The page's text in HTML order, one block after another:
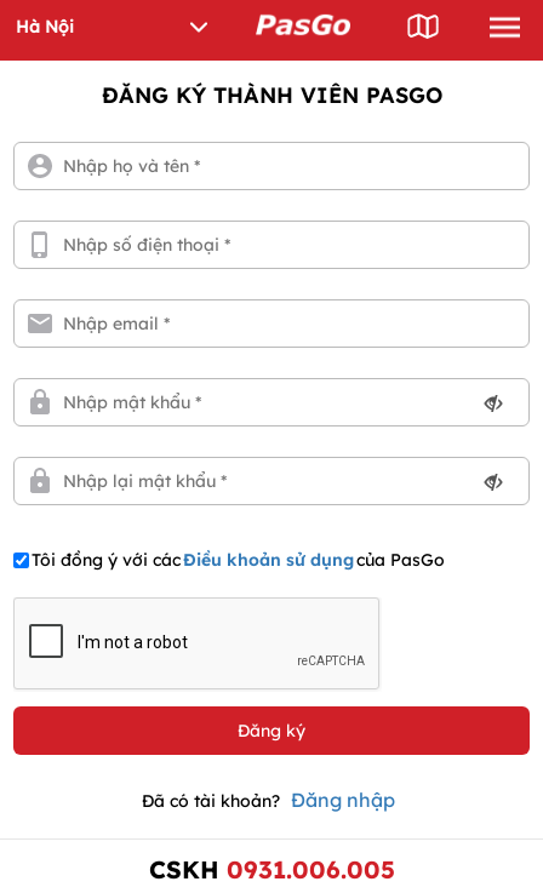
ĐĂNG KÝ THÀNH VIÊN PASGO
Tôi đồng ý với cácĐiều khoản sử dụngcủa PasGo
Đã có tài khoản? Đăng nhập
CSKH 0931.006.005